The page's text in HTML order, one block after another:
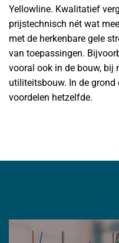
Yellowline. Kwalitatief
prijstechnisch nét wat
met de herkenbare gele
van toepassingen.
vooral ook in de bouw, bij
utiliteitsbouw. In de
voordelen hetzelfde.